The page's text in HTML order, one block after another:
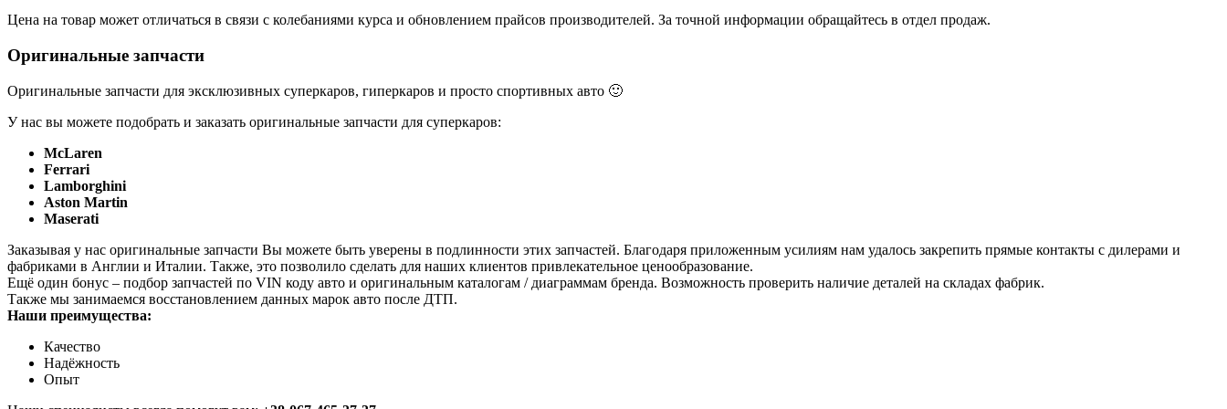
Цена на товар может отличаться в связи с колебаниями курса и обновлением прайсов производителей. За точной информации обращайтесь в отдел продаж.
Оригинальные запчасти
Оригинальные запчасти для эксклюзивных суперкаров, гиперкаров и просто спортивных авто 🙂
У нас вы можете подобрать и заказать оригинальные запчасти для суперкаров:
McLaren
Ferrari
Lamborghini
Aston Martin
Maserati
Заказывая у нас оригинальные запчасти Вы можете быть уверены в подлинности этих запчастей. Благодаря приложенным усилиям нам удалось закрепить прямые контакты с дилерами и
фабриками в Англии и Италии. Также, это позволило сделать для наших клиентов привлекательное ценообразование.
Ещё один бонус – подбор запчастей по VIN коду авто и оригинальным каталогам / диаграммам бренда. Возможность проверить наличие деталей на складах фабрик.
Также мы занимаемся восстановлением данных марок авто после ДТП.
Наши преимущества:
Качество
Надёжность
Опыт